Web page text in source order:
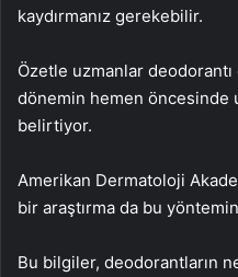
kaydırmanız gerekebilir.
Özetle uzmanlar
dönemin hemen öncesinde
belirtiyor.
Amerikan Dermatoloji
bir araştırma da bu
Bu bilgiler, deodorantların